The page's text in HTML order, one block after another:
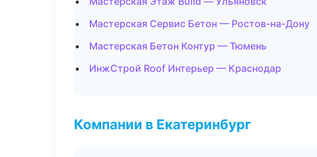
Мастерская Сервис Бетон — Ростов-на-Дону
Мастерская Бетон Контур — Тюмень
ИнжСтрой Roof Интерьер — Краснодар
Компании в Екатеринбург